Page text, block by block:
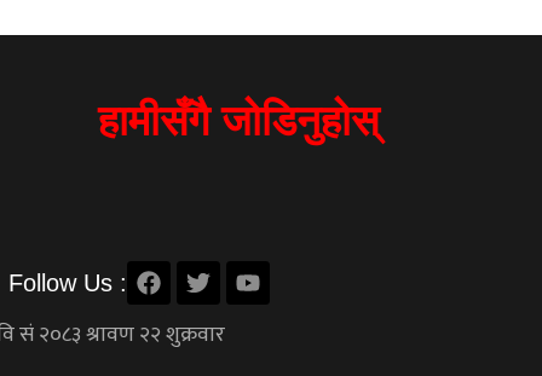
हामीसँगै जोडिनुहोस्
Follow Us :